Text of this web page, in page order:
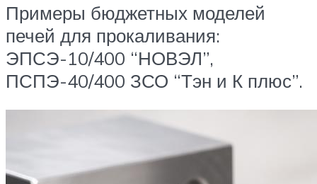
Примеры бюджетных моделей
печей для прокаливания:
ЭПСЭ-10/400 “НОВЭЛ”,
ПСПЭ-40/400 ЗСО “Тэн и К плюс”.